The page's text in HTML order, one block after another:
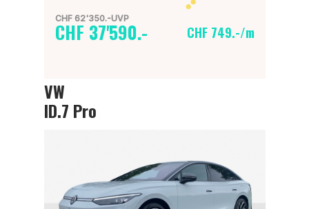
CHF 62'350.-UVP
CHF 37'590.- CHF 749.-/m
VW
ID.7 Pro